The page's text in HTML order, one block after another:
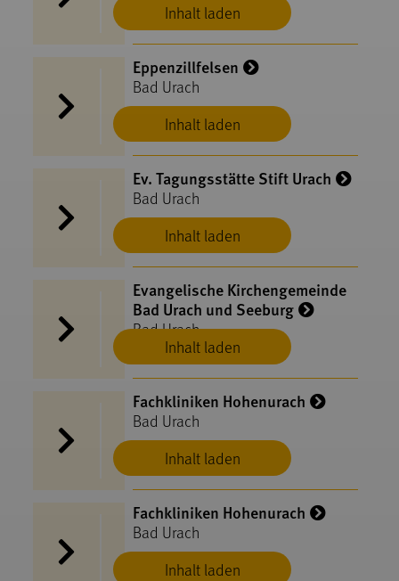
Inhalt laden
Inhalt laden
Eppenzillfelsen
Bad Urach
Inhalt laden
Ev. Tagungsstätte Stift Urach
Bad Urach
Inhalt laden
Evangelische Kirchengemeinde
Bad Urach und Seeburg
Bad Urach
Inhalt laden
Fachkliniken Hohenurach
Bad Urach
Inhalt laden
Fachkliniken Hohenurach
Bad Urach